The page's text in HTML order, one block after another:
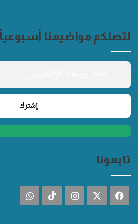
لتصلكم مواضيعنا أسبوعياً
تابعونا
فيسبوك انستقرام ‫TikTokواتساب